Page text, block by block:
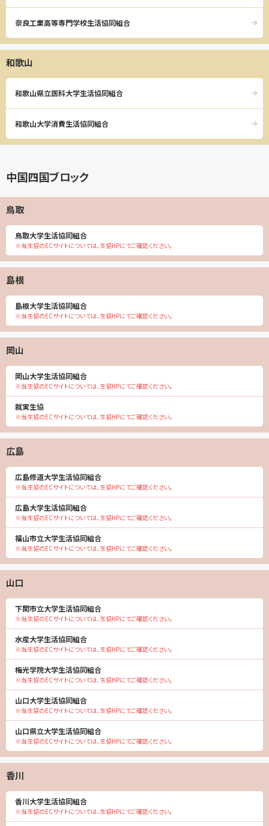
奈良工業高等専門学校生活協同組合
和歌山
和歌山県立医科大学生活協同組合
和歌山大学消費生活協同組合
中国四国ブロック
鳥取
鳥取大学生活協同組合
※当生協のECサイトについては、生協HPにてご確認ください。
島根
島根大学生活協同組合
※当生協のECサイトについては、生協HPにてご確認ください。
岡山
岡山大学生活協同組合
※当生協のECサイトについては、生協HPにてご確認ください。
就実生協
※当生協のECサイトについては、生協HPにてご確認ください。
広島
広島修道大学生活協同組合
※当生協のECサイトについては、生協HPにてご確認ください。
広島大学生活協同組合
※当生協のECサイトについては、生協HPにてご確認ください。
福山市立大学生活協同組合
※当生協のECサイトについては、生協HPにてご確認ください。
山口
下関市立大学生活協同組合
※当生協のECサイトについては、生協HPにてご確認ください。
水産大学生活協同組合
※当生協のECサイトについては、生協HPにてご確認ください。
梅光学院大学生活協同組合
※当生協のECサイトについては、生協HPにてご確認ください。
山口大学生活協同組合
※当生協のECサイトについては、生協HPにてご確認ください。
山口県立大学生活協同組合
※当生協のECサイトについては、生協HPにてご確認ください。
香川
香川大学生活協同組合
※当生協のECサイトについては、生協HPにてご確認ください。